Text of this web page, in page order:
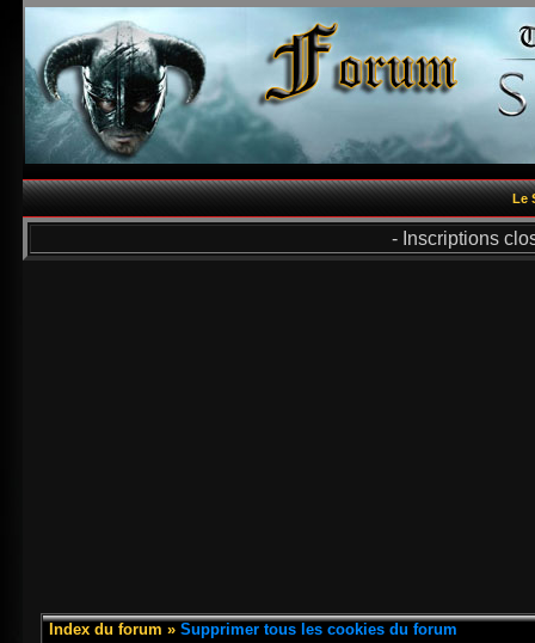
Le
- Inscriptions
Index du forum » Supprimer tous les cookies du forum